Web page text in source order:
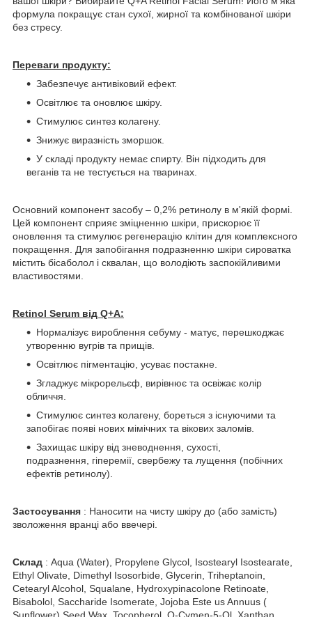
формула покращує стан сухої, жирної та комбінованої шкіри
без стресу.
Переваги продукту:
Забезпечує антивіковий ефект.
Освітлює та оновлює шкіру.
Стимулює синтез колагену.
Знижує виразність зморшок.
У складі продукту немає спирту. Він підходить для
веганів та не тестується на тваринах.
Основний компонент засобу – 0,2% ретинолу в м'якій формі.
Цей компонент сприяє зміцненню шкіри, прискорює її
оновлення та стимулює регенерацію клітин для комплексного
покращення. Для запобігання подразненню шкіри сироватка
містить бісаболол і сквалан, що володіють заспокійливими
властивостями.
Retinol Serum від Q+A:
Нормалізує вироблення себуму - матує, перешкоджає
утворенню вугрів та прищів.
Освітлює пігментацію, усуває постакне.
Згладжує мікрорельєф, вирівнює та освіжає колір
обличчя.
Стимулює синтез колагену, бореться з існуючими та
запобігає появі нових мімічних та вікових заломів.
Захищає шкіру від зневоднення, сухості,
подразнення, гіперемії, свербежу та лущення (побічних
ефектів ретинолу).
Застосування : Наносити на чисту шкіру до (або замість)
зволоження вранці або ввечері.
Склад : Aqua (Water), Propylene Glycol, Isostearyl Isostearate,
Ethyl Olivate, Dimethyl Isosorbide, Glycerin, Triheptanoin,
Cetearyl Alcohol, Squalane, Hydroxypinacolone Retinoate,
Bisabolol, Saccharide Isomerate, Jojoba Este us Annuus (